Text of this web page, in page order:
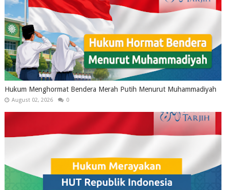
Hukum Menghormat Bendera Merah Putih Menurut Muhammadiyah
August 02, 2026 0